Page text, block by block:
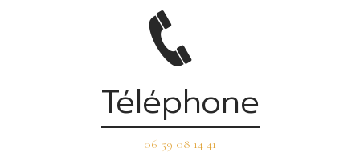
Téléphone
06 59 08 14 41